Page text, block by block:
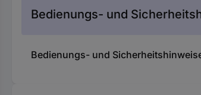
Bedienungs- und
Bedienungs- und